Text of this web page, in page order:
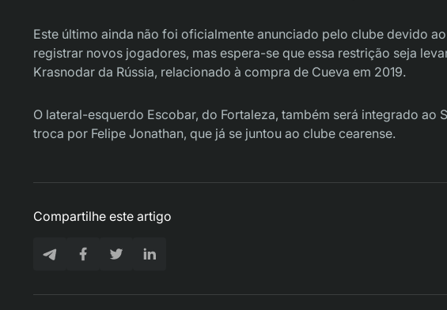
Este último ainda não foi oficialmente anunciado pelo clube devido
registrar novos jogadores, mas espera-se que essa restrição seja
Krasnodar da Rússia, relacionado à compra de Cueva em 2019.
O lateral-esquerdo Escobar, do Fortaleza, também será integrado ao
troca por Felipe Jonathan, que já se juntou ao clube cearense.
Compartilhe este artigo